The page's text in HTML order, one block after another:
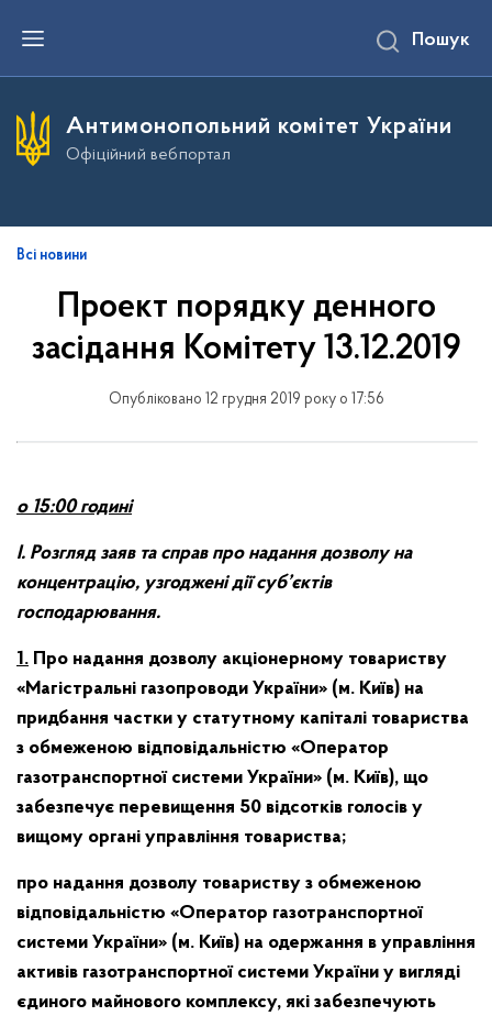
е
и
д
в
Пошук
Антимонопольний комітет України
Офіційний вебпортал
Всі новини
Проект порядку денного
засідання Комітету 13.12.2019
Опубліковано 12 грудня 2019 року о 17:56
о 15:00 годині
І. Розгляд заяв та справ про надання дозволу на
концентрацію, узгоджені дії суб’єктів
господарювання.
1. Про надання дозволу акціонерному товариству
«Магістральні газопроводи України» (м. Київ) на
придбання частки у статутному капіталі товариства
з обмеженою відповідальністю «Оператор
газотранспортної системи України» (м. Київ), що
забезпечує перевищення 50 відсотків голосів у
вищому органі управління товариства;
про надання дозволу товариству з обмеженою
відповідальністю «Оператор газотранспортної
системи України» (м. Київ) на одержання в управління
активів газотранспортної системи України у вигляді
єдиного майнового комплексу, які забезпечують